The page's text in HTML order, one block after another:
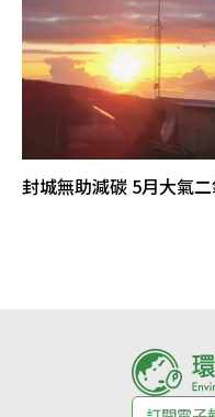
封城無助減碳 5月大氣